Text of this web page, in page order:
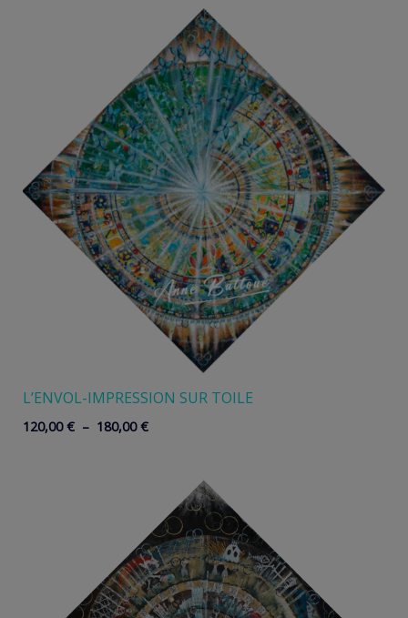
L’ENVOL-IMPRESSION SUR TOILE
120,00€ – 180,00€Plage
180,00 €